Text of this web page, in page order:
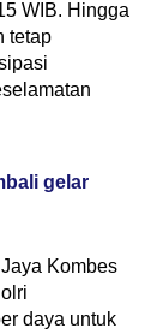
WIB. Hingga
tetap
gelar
Kombes
daya untuk